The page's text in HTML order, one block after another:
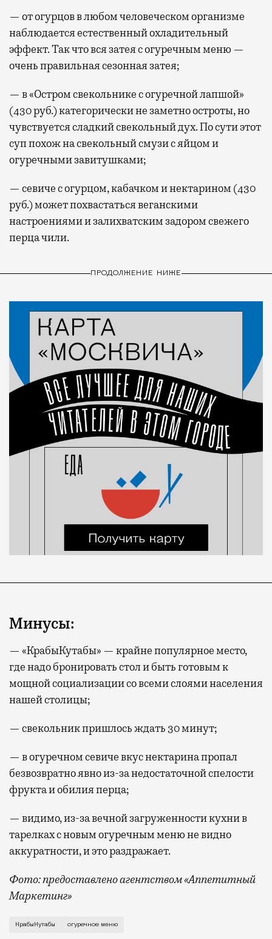
— от огурцов в любом человеческом организме
наблюдается естественный охладительный
эффект. Так что вся затея с огуречным меню —
очень правильная сезонная затея;
— в «Остром свекольнике с огуречной лапшой»
(430 руб.) категорически не заметно остроты, но
чувствуется сладкий свекольный дух. По сути этот
суп похож на свекольный смузи с яйцом и
огуречными завитушками;
— севиче с огурцом, кабачком и нектарином (430
руб.) может похвастаться веганскими
настроениями и залихватским задором свежего
перца чили.
ПРОДОЛЖЕНИЕ НИЖЕ
Минусы:
— «КрабыКутабы» — крайне популярное место,
где надо бронировать стол и быть готовым к
мощной социализации со всеми слоями населения
нашей столицы;
— свекольник пришлось ждать 30 минут;
— в огуречном севиче вкус нектарина пропал
безвозвратно явно из-за недостаточной спелости
фрукта и обилия перца;
— видимо, из-за вечной загруженности кухни в
тарелках с новым огуречным меню не видно
аккуратности, и это раздражает.
Фото: предоставлено агентством «Аппетитный
Маркетинг»
В ресторане «КрабыКутабы» (Лесная, 20, стр. 4)
КрабыКутабы огуречное меню